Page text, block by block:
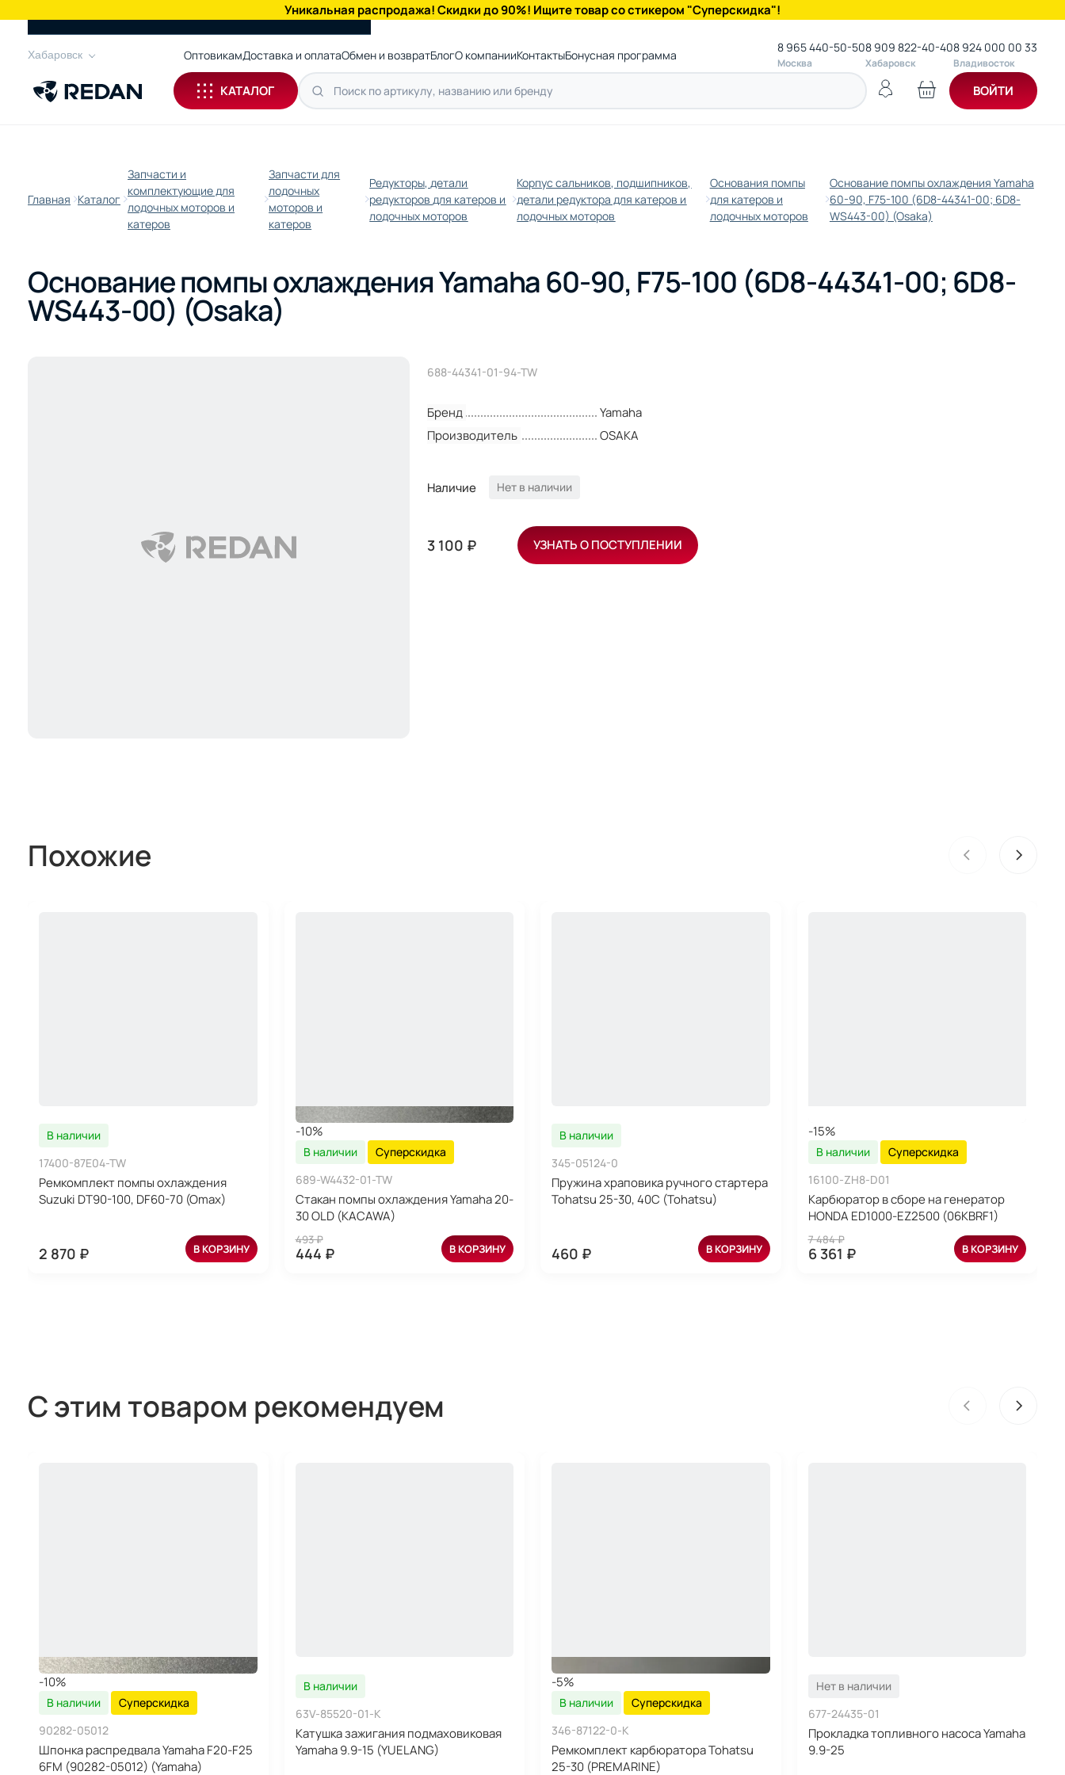
Уникальная распродажа! Скидки до 90%! Ищите товар со стикером "Суперскидка"!
Хабаровск ОптовикамДоставка и оплатаОбмен и возвратБлогО компанииКонтактыБонусная программа 8 965 440-50-50
Москва
8 909 822-40-40
Хабаровск
8 924 000 00 33
Владивосток
КАТАЛОГ ВОЙТИ
Главная Каталог
Запчасти и
комплектующие для
лодочных моторов и
катеров
Запчасти для
лодочных
моторов и
катеров
Редукторы, детали
редукторов для катеров и
лодочных моторов
Корпус сальников, подшипников,
детали редуктора для катеров и
лодочных моторов
Основания помпы
для катеров и
лодочных моторов
Основание помпы охлаждения Yamaha
60-90, F75-100 (6D8-44341-00; 6D8-
WS443-00) (Osaka)
Основание помпы охлаждения Yamaha 60-90, F75-100 (6D8-44341-00; 6D8-
WS443-00) (Osaka)
688-44341-01-94-TW
Бренд
Yamaha
Производитель
OSAKA
Наличие Нет в наличии
3 100 ₽ УЗНАТЬ О ПОСТУПЛЕНИИ
Похожие
В наличии
17400-87E04-TW
Ремкомплект помпы охлаждения
Suzuki DT90-100, DF60-70 (Omax)
2 870 ₽ В КОРЗИНУ
-10%
В наличии
Суперскидка
689-W4432-01-TW
Стакан помпы охлаждения Yamaha 20-
30 OLD (KACAWA)
493 ₽
444 ₽ В КОРЗИНУ
В наличии
345-05124-0
Пружина храповика ручного стартера
Tohatsu 25-30, 40С (Tohatsu)
460 ₽ В КОРЗИНУ
-15%
В наличии
Суперскидка
16100-ZH8-D01
Карбюратор в сборе на генератор
HONDA ED1000-EZ2500 (06KBRF1)
7 484 ₽
6 361 ₽ В КОРЗИНУ
С этим товаром рекомендуем
-10%
В наличии
Суперскидка
90282-05012
Шпонка распредвала Yamaha F20-F25
6FM (90282-05012) (Yamaha)
В наличии
63V-85520-01-K
Катушка зажигания подмаховиковая
Yamaha 9.9-15 (YUELANG)
-5%
В наличии
Суперскидка
346-87122-0-K
Ремкомплект карбюратора Tohatsu
25-30 (PREMARINE)
Нет в наличии
677-24435-01
Прокладка топливного насоса Yamaha
9.9-25